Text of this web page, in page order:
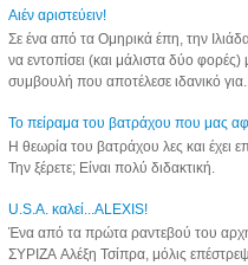
Aιέν αριστεύειν!
Σε ένα από τα Ομηρικά έπη, την
να εντοπίσει (και μάλιστα δύο
συμβουλή που αποτέλεσε ιδανικό
Το πείραμα του βατράχου που μας
Η θεωρία του βατράχου λες και έχει
Την ξέρετε; Είναι πολύ διδακτική.
U.S.A. καλεί...ALEXIS!
Ένα από τα πρώτα ραντεβού του
ΣΥΡΙΖΑ Αλέξη Τσίπρα, μόλις